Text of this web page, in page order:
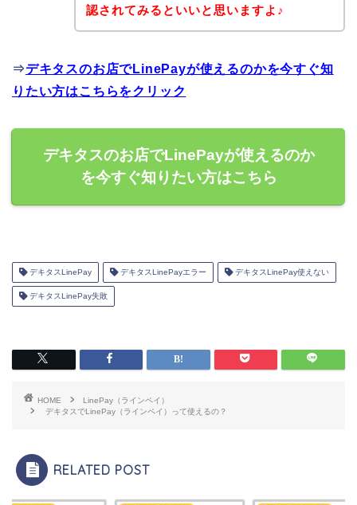
認されてみるといいと思いますよ♪
⇒デキタスのお店でLinePayが使えるのかを今すぐ知
りたい方はこちらをクリック
デキタスのお店でLinePayが使えるのか
を今すぐ知りたい方はこちら
デキタスLinePay デキタスLinePayエラー デキタスLinePay使えない
デキタスLinePay失敗
HOME
LinePay（ラインペイ）
デキタスでLinePay（ラインペイ）って使えるの？
RELATED POST